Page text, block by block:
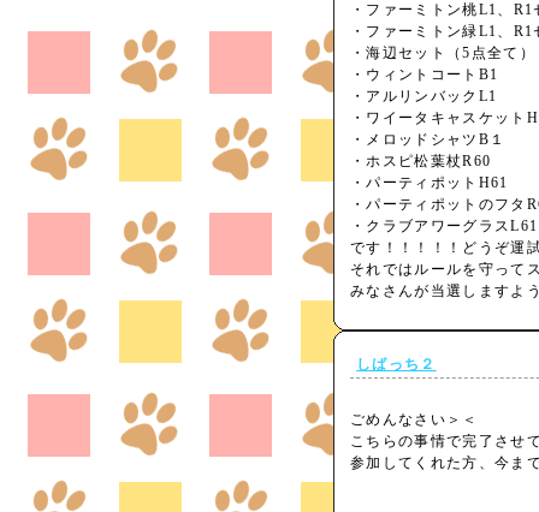
・ファーミトン桃L1、R1
・ファーミトン緑L1、R1
・海辺セット（5点全て）
・ウィントコートB1
・アルリンバックL1
・ワイータキャスケット
・メロッドシャツB１
・ホスピ松葉杖R60
・パーティポットH61
・パーティポットのフタ
・クラブアワーグラスL61
です！！！！！どうぞ運
それではルールを守って
みなさんが当選しますよ
しばっち２
ごめんなさい＞＜
こちらの事情で完了させ
参加してくれた方、今ま